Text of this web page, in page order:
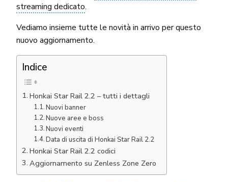
streaming dedicato.
Vediamo insieme tutte le novità in arrivo per questo
nuovo aggiornamento.
Indice
Honkai Star Rail 2.2 – tutti i dettagli
Nuovi banner
Nuove aree e boss
Nuovi eventi
Data di uscita di Honkai Star Rail 2.2
Honkai Star Rail 2.2 codici
Aggiornamento su Zenless Zone Zero